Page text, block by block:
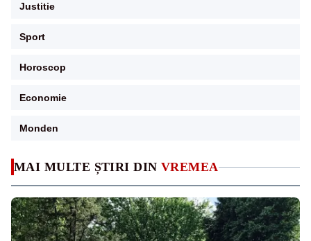
MAI MULTE ȘTIRI DIN VREMEA
Justitie
Sport
Horoscop
Economie
Monden